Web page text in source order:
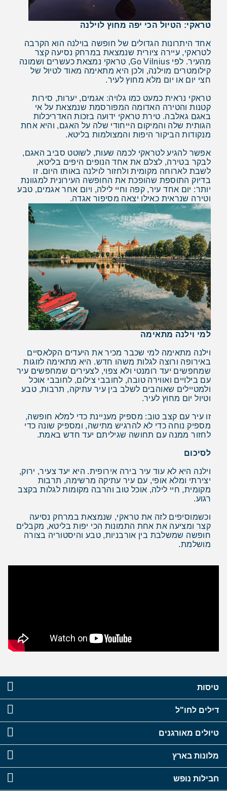
טראקי: הטיול הכי יפה מחוץ לוילנה
אחד היתרונות הגדולים של חופשה בוילנה הוא הקרבה
לטראקי, עיירה ציורית שנמצאת במרחק נסיעה קצר
מהעיר. לפי Go Vilnius, טראקי נמצאת כעשרים ושמונה
קילומטרים מוילנה, ולכן היא מתאימה מאוד לטיול של
חצי יום או יום מלא מחוץ לעיר.
טראקי נראית כמעט כמו גלויה: אגמים, יערות, סירות
קטנות והטירה האדומה המפורסמת שנמצאת על אי
באגם גאלבה. טירת טראקי ידועה בזכות האדריכלות
הגותית שלה והמיקום הייחודי שלה על האגם, והיא אחת
מנקודות הביקור היפות והמצולמות בליטא.
אפשר להגיע לטראקי לכמה שעות, לשוטט סביב האגם,
לבקר בטירה, לצלם את אחד הנופים היפים בליטא,
לשבת לארוחה מקומית ולחזור לוילנה באותו היום. זו
בדיוק התוספת שהופכת את החופשה העירונית למגוונת
יותר: יום אחד עיר, קפה וחיי לילה, ויום אחר אגמים, טבע
וטירה שנראית כאילו יצאה מסיפור אגדה.
למי וילנה מתאימה
וילנה מתאימה למי שכבר מכיר את היעדים הקלאסיים
באירופה ורוצה לגלות משהו חדש. היא מתאימה לזוגות
שמחפשים יעד רומנטי ולא צפוי, לצעירים שמחפשים עיר
עם בילויים ואווירה טובה, לחובבי צילום, לחובבי אוכל
ולמטיילים שאוהבים לשלב בין עיר עתיקה, תרבות, טבע
וטיול יום מחוץ לעיר.
זו עיר עם קצב טוב: מספיק מעניינת כדי למלא חופשה,
מספיק נוחה כדי לא להרגיש מתישה, ומספיק שונה כדי
לחזור ממנה עם תחושה שגיליתם יעד חדש באמת.
לסיכום
וילנה היא לא עוד עיר בירה אירופית. היא יעד צעיר, ירוק,
יצירתי ומלא אופי, עם עיר עתיקה מרשימה, תרבות
מקומית, חיי לילה, אוכל טוב והרבה מקומות לגלות בקצב
רגוע.
וכשמוסיפים לזה את טראקי, שנמצאת במרחק נסיעה
קצר ומציעה את אחת התמונות הכי יפות בליטא, מקבלים
חופשה שמשלבת בין אורבניות, טבע והיסטוריה בצורה
מושלמת.
טיסות
דילים לחו"ל
טיולים מאורגנים
מלונות בארץ
חבילות נופש